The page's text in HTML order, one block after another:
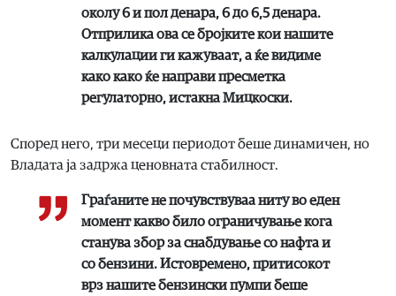
околу 6 и пол денара, 6 до 6,5 денара.
Отприлика ова се бројките кои нашите
калкулации ги кажуваат, а ќе видиме
како како ќе направи пресметка
регулаторно, истакна Мицкоски.
Според него, три месеци периодот беше динамичен, но
Владата ја задржа ценовната стабилност.
Граѓаните не почувствуваа ниту во еден
момент какво било ограничување кога
станува збор за снабдување со нафта и
со бензини. Истовремено, притисокот
врз нашите бензински пумпи беше